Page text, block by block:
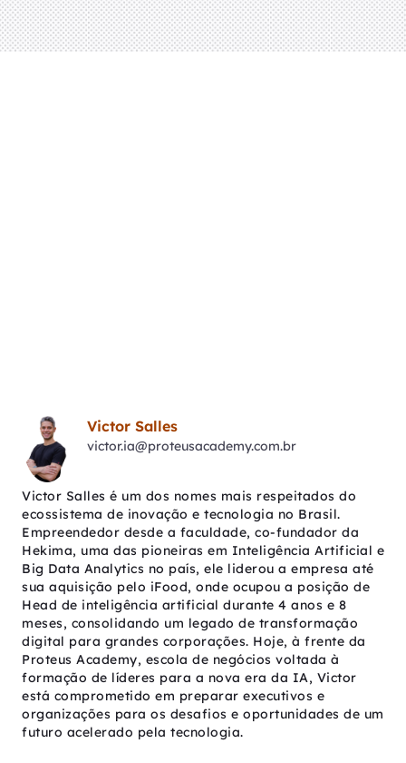
Victor Salles
victor.ia@proteusacademy.com.br
Victor Salles é um dos nomes mais respeitados do
ecossistema de inovação e tecnologia no Brasil.
Empreendedor desde a faculdade, co-fundador da
Hekima, uma das pioneiras em Inteligência Artificial e
Big Data Analytics no país, ele liderou a empresa até
sua aquisição pelo iFood, onde ocupou a posição de
Head de inteligência artificial durante 4 anos e 8
meses, consolidando um legado de transformação
digital para grandes corporações. Hoje, à frente da
Proteus Academy, escola de negócios voltada à
formação de líderes para a nova era da IA, Victor
está comprometido em preparar executivos e
organizações para os desafios e oportunidades de um
futuro acelerado pela tecnologia.